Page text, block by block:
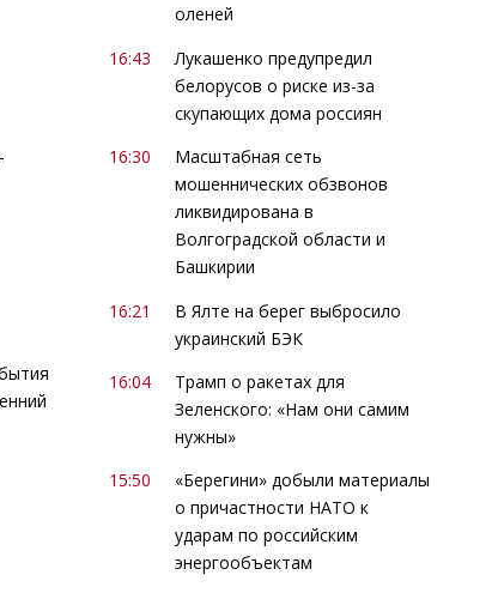
оленей
16:43
Лукашенко предупредил
белорусов о риске из-за
скупающих дома россиян
16:30
Масштабная сеть
мошеннических обзвонов
ликвидирована в
Волгоградской области и
Башкирии
16:21
В Ялте на берег выбросило
украинский БЭК
16:04
Трамп о ракетах для
Зеленского: «Нам они самим
нужны»
15:50
«Берегини» добыли материалы
о причастности НАТО к
ударам по российским
энергообъектам